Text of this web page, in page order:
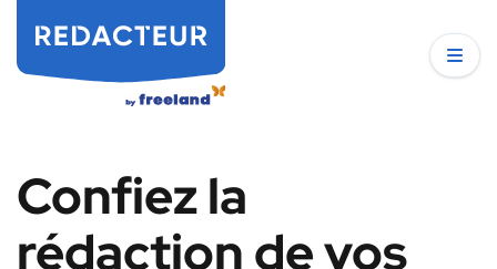
Confiez la
rédaction de vos